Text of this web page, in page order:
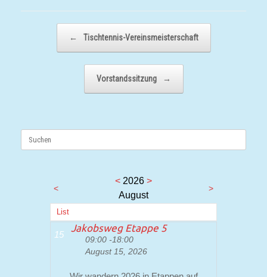
← Tischtennis-Vereinsmeisterschaft
Vorstandssitzung →
Suchen
<
< 2026 >
August
>
List
15
Jakobsweg Etappe 5
09:00 -18:00
August 15, 2026